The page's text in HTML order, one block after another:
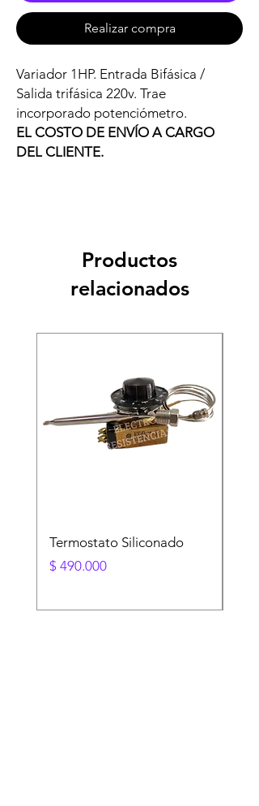
Realizar compra
Variador 1HP. Entrada Bifásica /
Salida trifásica 220v. Trae
incorporado potenciómetro.
EL COSTO DE ENVÍO A CARGO
DEL CLIENTE.
Productos
relacionados
Termostato Siliconado
Precio
$ 490.000